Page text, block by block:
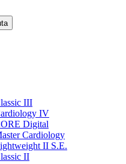
III
IV
Digital
Cardiology
II S.E.
II